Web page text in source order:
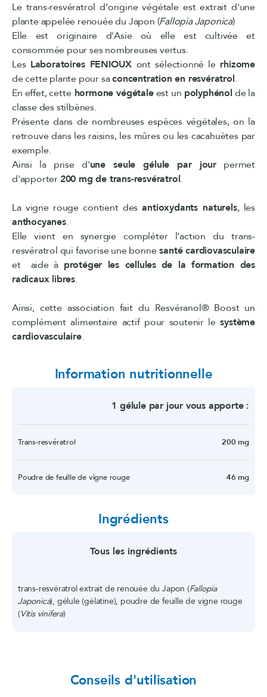
Le trans-resvératrol d’origine végétale est extrait d'une
plante appelée renouée du Japon (Fallopia Japonica)
Elle est originaire d'Asie où elle est cultivée et
consommée pour ses nombreuses vertus.
Les Laboratoires FENIOUX ont sélectionné le rhizome
de cette plante pour saconcentration en resvératrol.
En effet, cettehormone végétaleest un polyphénol de la
classe des stilbènes.
Présente dans de nombreuses espèces végétales, on la
retrouve dans les raisins, les mûres ou les cacahuètes par
exemple.
Ainsi la prise d'une seule gélule par jour permet
d'apporter 200 mg de trans-resvératrol.
La vigne rouge contient desantioxydants naturels, les
anthocyanes.
Elle vient en synergie compléter l'action du trans-
resvératrol qui favorise une bonnesanté cardiovasculaire
et aide à protéger les cellules de la formation des
radicaux libres.
Ainsi, cette association fait du Resvéranol® Boost un
complément alimentaire actif pour soutenir lesystème
cardiovasculaire.
Information nutritionnelle
1 gélule par jour vous apporte :
Trans-resvératrol 200 mg
Poudre de feuille de vigne rouge 46 mg
Ingrédients
Tous les ingrédients
trans-resvératrol extrait de renouée du Japon (Fallopia
Japonica), gélule (gélatine), poudre de feuille de vigne rouge
(Vitis vinifera)
Conseils d'utilisation